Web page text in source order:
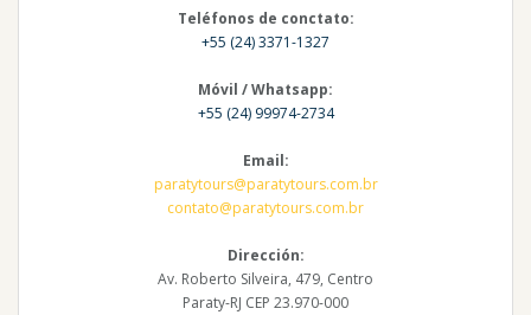
Teléfonos de conctato:
+55 (24) 3371-1327
Móvil / Whatsapp:
+55 (24) 99974-2734
Email:
paratytours@paratytours.com.br
contato@paratytours.com.br
Dirección:
Av. Roberto Silveira, 479, Centro
Paraty-RJ CEP 23.970-000